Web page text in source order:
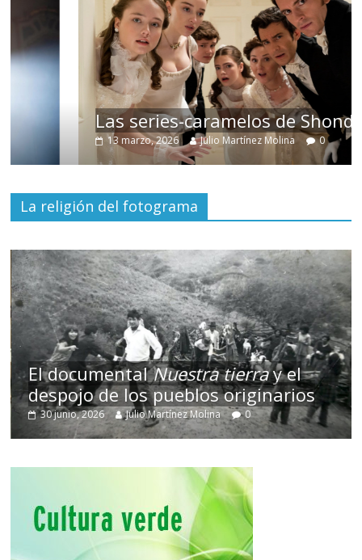
Las series-caramelos de Shondaland
13 marzo, 2026 Julio Martínez Molina 0
La religión del fotograma
El documentalNuestra tierray el
despojo de los pueblos originarios
30 junio, 2026 Julio Martínez Molina 0